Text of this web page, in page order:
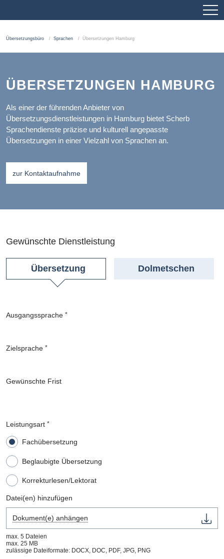
Übersetzungsbüro Sprachen Übersetzungen Hamburg
ÜBERSETZUNGEN HAMBURG
Als einer der führenden Anbieter von
Übersetzungsdienstleistungen in Hamburg bietet Scherb
Sprachendienste präzise und kulturell angepasste
Übersetzungen in einer Vielzahl von Sprachen an.
zur Kontaktaufnahme
Gewünschte Dienstleistung
Übersetzung Dolmetschen
Ausgangssprache *
Zielsprache *
Gewünschte Frist
Leistungsart *
Fachübersetzung
Beglaubigte Übersetzung
Korrekturlesen/Lektorat
Datei(en) hinzufügen
Dokument(e) anhängen
max. 5 Dateien
max. 25 MB
zulässige Dateiformate: DOCX, DOC, PDF, JPG, PNG